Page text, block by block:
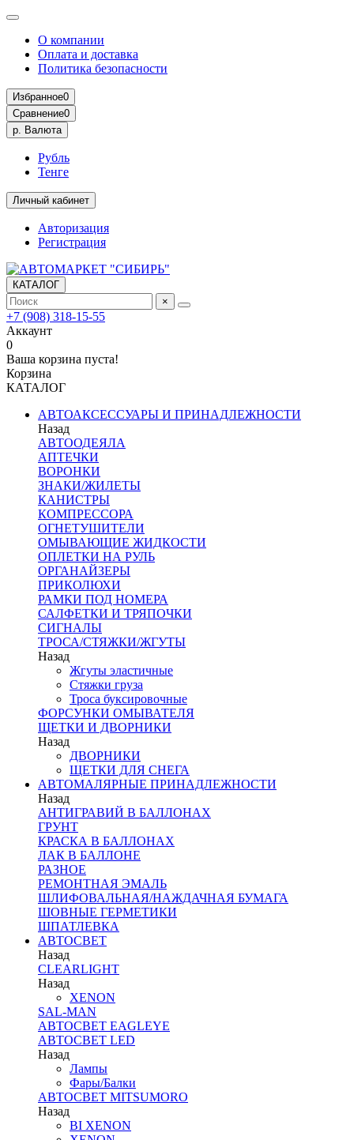
О компании
Оплата и доставка
Политика безопасности
Избранное0
Сравнение0
р. Валюта
Рубль
Тенге
Личный кабинет
Авторизация
Регистрация
КАТАЛОГ
×
+7 (908) 318-15-55
Аккаунт
0
Ваша корзина пуста!
Корзина
КАТАЛОГ
АВТОАКСЕССУАРЫ И ПРИНАДЛЕЖНОСТИ
Назад
АВТООДЕЯЛА
АПТЕЧКИ
ВОРОНКИ
ЗНАКИ/ЖИЛЕТЫ
КАНИСТРЫ
КОМПРЕССОРА
ОГНЕТУШИТЕЛИ
ОМЫВАЮЩИЕ ЖИДКОСТИ
ОПЛЕТКИ НА РУЛЬ
ОРГАНАЙЗЕРЫ
ПРИКОЛЮХИ
РАМКИ ПОД НОМЕРА
САЛФЕТКИ И ТРЯПОЧКИ
СИГНАЛЫ
ТРОСА/СТЯЖКИ/ЖГУТЫ
Назад
Жгуты эластичные
Стяжки груза
Троса буксировочные
ФОРСУНКИ ОМЫВАТЕЛЯ
ЩЕТКИ И ДВОРНИКИ
Назад
ДВОРНИКИ
ЩЕТКИ ДЛЯ СНЕГА
АВТОМАЛЯРНЫЕ ПРИНАДЛЕЖНОСТИ
Назад
АНТИГРАВИЙ В БАЛЛОНАХ
ГРУНТ
КРАСКА В БАЛЛОНАХ
ЛАК В БАЛЛОНЕ
РАЗНОЕ
РЕМОНТНАЯ ЭМАЛЬ
ШЛИФОВАЛЬНАЯ/НАЖДАЧНАЯ БУМАГА
ШОВНЫЕ ГЕРМЕТИКИ
ШПАТЛЕВКА
АВТОСВЕТ
Назад
CLEARLIGHT
Назад
XENON
SAL-MAN
АВТОСВЕТ EAGLEYE
АВТОСВЕТ LED
Назад
Лампы
Фары/Балки
АВТОСВЕТ MITSUMORO
Назад
BI XENON